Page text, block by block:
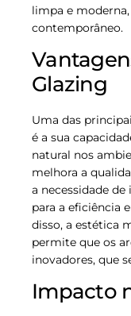
limpa e
contemporâneo.
Glazing
Uma das
é a sua
natural nos
melhora a
a necessidade
para a eficiência
disso, a estética
permite que os
inovadores, que
Impacto